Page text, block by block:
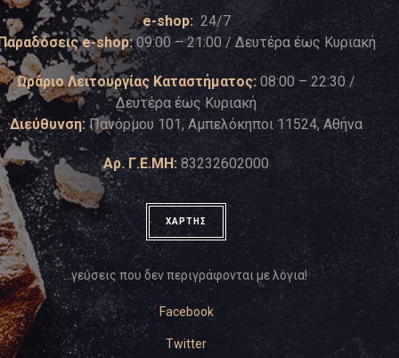
e-shop: 24/7
e-shop:09:00 – 21:00 / Δευτέρα έως Κυριακή
Ωράριο Λειτουργίας Καταστήματος: 08:00 – 22:30 /
Δευτέρα έως Κυριακή
Διεύθυνση: Πανόρμου 101, Αμπελόκηποι 11524, Αθήνα
Αρ. Γ.Ε.ΜΗ: 83232602000
ΧΑΡΤΗΣ
…γεύσεις που δεν περιγράφονται με λόγια!
Facebook
Twitter